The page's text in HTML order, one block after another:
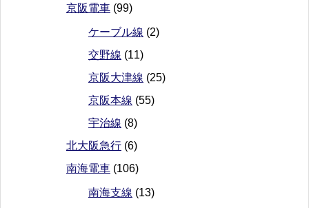
京阪電車 (99)
ケーブル線 (2)
交野線 (11)
京阪大津線 (25)
京阪本線 (55)
宇治線 (8)
北大阪急行 (6)
南海電車 (106)
南海支線 (13)